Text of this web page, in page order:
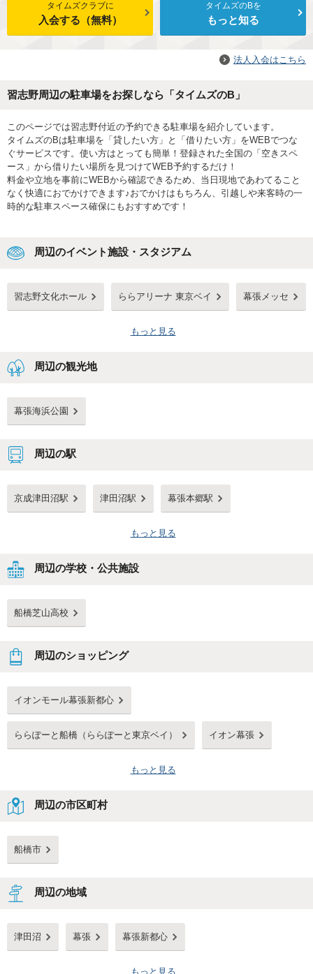
タイムズクラブに
入会する（無料）
タイムズのBを
もっと知る
法人入会はこちら
習志野周辺の駐車場をお探しなら「タイムズのB」
このページでは習志野付近の予約できる駐車場を紹介しています。
タイムズのBは駐車場を「貸したい方」と「借りたい方」をWEBでつな
ぐサービスです。使い方はとっても簡単！登録された全国の「空きスペ
ース」から借りたい場所を見つけてWEB予約するだけ！
料金や立地を事前にWEBから確認できるため、当日現地であわてること
なく快適におでかけできます♪おでかけはもちろん、引越しや来客時の一
時的な駐車スペース確保にもおすすめです！
周辺のイベント施設・スタジアム
習志野文化ホール ららアリーナ 東京ベイ 幕張メッセ
もっと見る
周辺の観光地
幕張海浜公園
周辺の駅
京成津田沼駅 津田沼駅 幕張本郷駅
もっと見る
周辺の学校・公共施設
船橋芝山高校
周辺のショッピング
イオンモール幕張新都心
ららぽーと船橋（ららぽーと東京ベイ） イオン幕張
もっと見る
周辺の市区町村
船橋市
周辺の地域
津田沼 幕張 幕張新都心
もっと見る